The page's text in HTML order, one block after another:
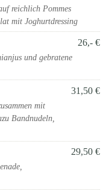
reichlich Pommes
mit Joghurtdressing
und gebratene
26,- €
mit
Bandnudeln,
31,50 €
29,50 €